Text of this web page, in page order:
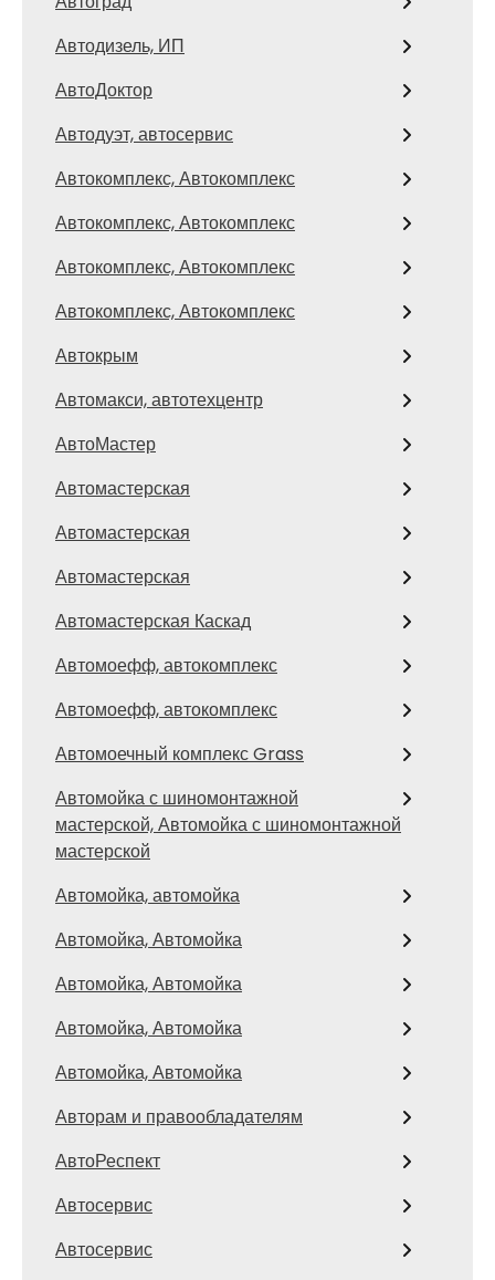
Автодизель, ИП
АвтоДоктор
Автодуэт, автосервис
Автокомплекс, Автокомплекс
Автокомплекс, Автокомплекс
Автокомплекс, Автокомплекс
Автокомплекс, Автокомплекс
Автокрым
Автомакси, автотехцентр
АвтоМастер
Автомастерская
Автомастерская
Автомастерская
Автомастерская Каскад
Автомоефф, автокомплекс
Автомоефф, автокомплекс
Автомоечный комплекс Grass
Автомойка с шиномонтажной
мастерской, Автомойка с шиномонтажной
мастерской
Автомойка, автомойка
Автомойка, Автомойка
Автомойка, Автомойка
Автомойка, Автомойка
Автомойка, Автомойка
Авторам и правообладателям
АвтоРеспект
Автосервис
Автосервис